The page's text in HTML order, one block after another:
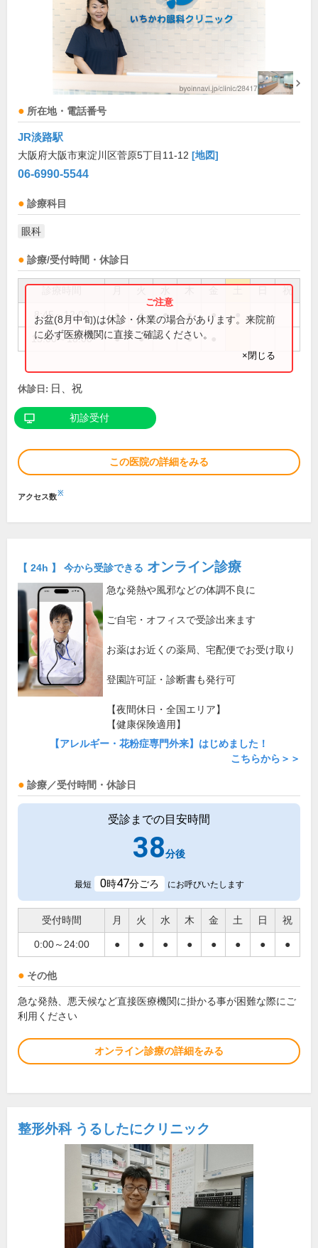
所在地・電話番号
JR淡路駅
大阪府大阪市東淀川区菅原5丁目11-12 [地図]
06-6990-5544
診療科目
眼科
診療/受付時間・休診日
祝
8:45～12:00 ● ● ● ● ●
15:00～18:00 ● ● ●
お盆(8月中旬)は休診・休業の場合があります。来院前
に必ず医療機関に直接ご確認ください。
×閉じる
休診日: 日、祝
初診受付
この医院の詳細をみる
アクセス数※
【 24h 】 今から受診できる オンライン診療
急な発熱や風邪などの体調不良に
ご自宅・オフィスで受診出来ます
お薬はお近くの薬局、宅配便でお受け取り
登園許可証・診断書も発行可
【夜間休日・全国エリア】
【健康保険適用】
【アレルギー・花粉症専門外来】はじめました！
こちらから＞＞
診療／受付時間・休診日
受診までの目安時間
38分後
最短 0時47分ごろ にお呼びいたします
受付時間 月 火 水 木 金 土 日 祝
0:00～24:00 ● ● ● ● ● ● ● ●
その他
急な発熱、悪天候など直接医療機関に掛かる事が困難な際にご
利用ください
オンライン診療の詳細をみる
整形外科 うるしたにクリニック